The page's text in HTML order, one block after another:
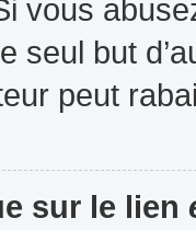
vous
seul but
peut
sur le lien